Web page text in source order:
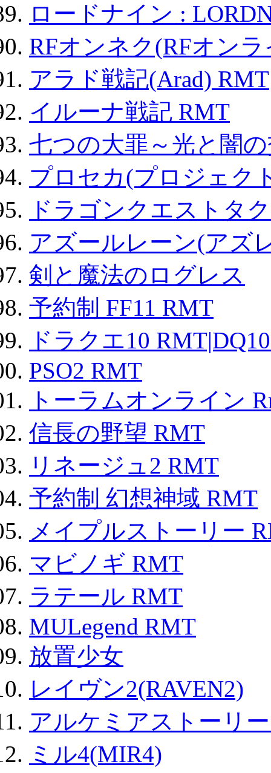
ロードナイン :
RFオンネク(RFオン
アラド戦記(Arad) RMT
イルーナ戦記 RMT
七つの大罪～光と闇
プロセカ(プロジェク
ドラゴンクエストタ
アズールレーン(アズ
剣と魔法のログレス
予約制 FF11 RMT
ドラクエ10
PSO2 RMT
トーラムオンライン
信長の野望 RMT
リネージュ2 RMT
予約制 幻想神域 RMT
メイプルストーリー
マビノギ RMT
ラテール RMT
MULegend RMT
放置少女
レイヴン2(RAVEN2)
アルケミアストーリ
ミル4(MIR4)